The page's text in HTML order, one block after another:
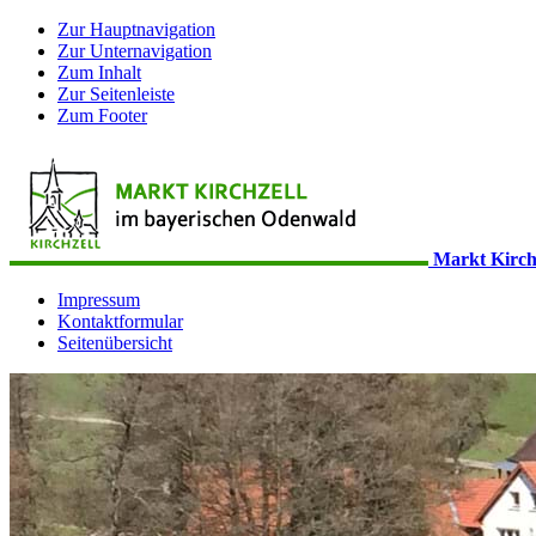
Zur Hauptnavigation
Zur Unternavigation
Zum Inhalt
Zur Seitenleiste
Zum Footer
Markt
Impressum
Kontaktformular
Seitenübersicht